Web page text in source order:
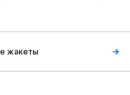
жакеты